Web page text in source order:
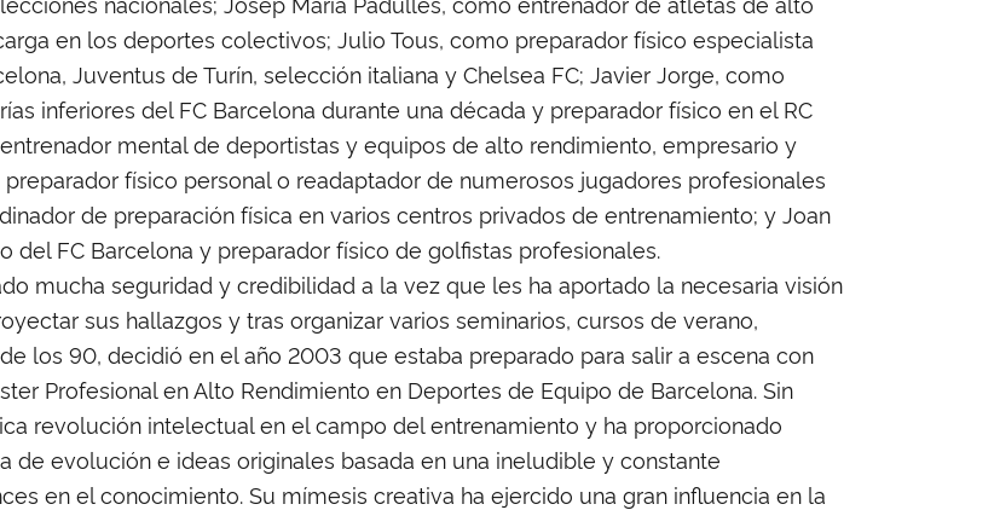
en los deportes colectivos; Julio Tous, como preparador físico especialista
Juventus de Turín, selección italiana y Chelsea FC; Javier Jorge, como
inferiores del FC Barcelona durante una década y preparador físico en el RC
mental de deportistas y equipos de alto rendimiento, empresario y
físico personal o readaptador de numerosos jugadores profesionales
de preparación física en varios centros privados de entrenamiento; y Joan
FC Barcelona y preparador físico de golfistas profesionales.
mucha seguridad y credibilidad a la vez que les ha aportado la necesaria visión
sus hallazgos y tras organizar varios seminarios, cursos de verano,
los 90, decidió en el año 2003 que estaba preparado para salir a escena con
Profesional en Alto Rendimiento en Deportes de Equipo de Barcelona. Sin
revolución intelectual en el campo del entrenamiento y ha proporcionado
de evolución e ideas originales basada en una ineludible y constante
en el conocimiento. Su mímesis creativa ha ejercido una gran influencia en la